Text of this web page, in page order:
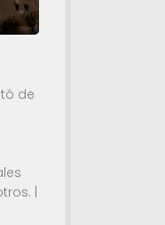
de
|